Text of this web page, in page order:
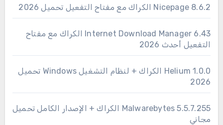
Nicepage 8.6.2 الكراك مع مفتاح التفعيل تحميل 2026
6.43 Internet Download Manager الكراك مع مفتاح
التفعيل أحدث 2026
1.0.0 Helium الكراك + لنظام التشغيل Windows تحميل
2026
Malwarebytes 5.5.7.255 الكراك + الإصدار الكامل تحميل
مجاني